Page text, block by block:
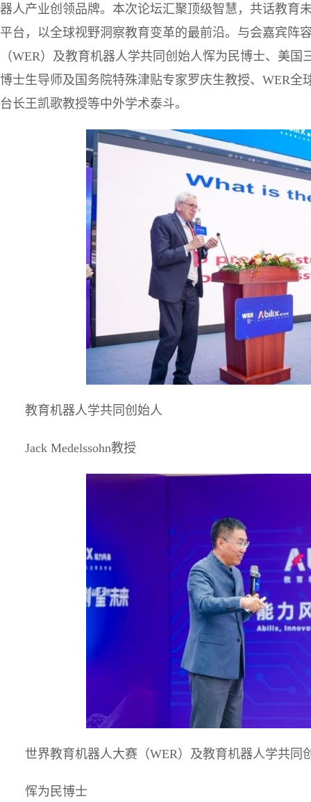
器人产业创领品牌。本次论坛汇聚顶级智慧，共话教育
平台，以全球视野洞察教育变革的最前沿。与会嘉宾阵
（WER）及教育机器人学共同创始人恽为民博士、美国
博士生导师及国务院特殊津贴专家罗庆生教授、WER全
台长王凯歌教授等中外学术泰斗。
教育机器人学共同创始人
Jack Medelssohn教授
世界教育机器人大赛（WER）及教育机器人学共同
恽为民博士